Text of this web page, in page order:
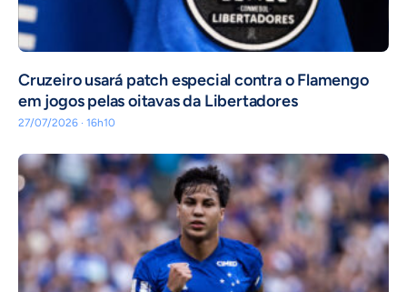
Cruzeiro usará patch especial contra o Flamengo
em jogos pelas oitavas da Libertadores
27/07/2026 · 16h10